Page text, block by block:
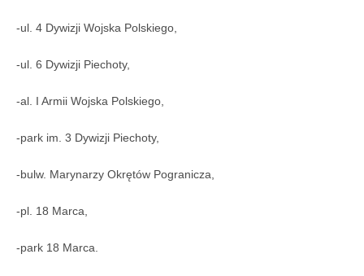
-ul. 4 Dywizji Wojska Polskiego,
-ul. 6 Dywizji Piechoty,
-al. I Armii Wojska Polskiego,
-park im. 3 Dywizji Piechoty,
-bulw. Marynarzy Okrętów Pogranicza,
-pl. 18 Marca,
-park 18 Marca.